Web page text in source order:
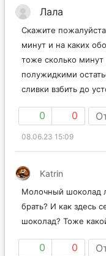
Лала
Скажите
минут и на каких
тоже сколько минут
полужидкими
сливки взбить до
0 0
08.06.23 15:09
Katrin
Молочный шоколад
брать? И как здесь
шоколад? Тоже
0 0